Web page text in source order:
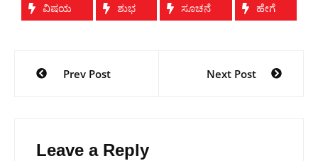
ವಿಷಯ
ಶುಭ ಸೂಚನೆ ಹೇಗೆ
navigation
Prev Post Next Post
Leave a Reply